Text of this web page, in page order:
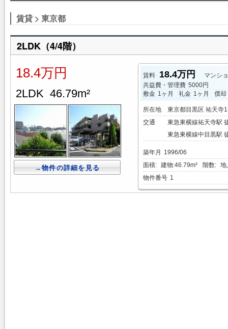
賃貸 > 東京都
2LDK（4/4階）
18.4万円
2LDK 46.79m²
→物件の詳細を見る
賃料 18.4万円
マンシ
共益費・管理費 5000円
敷金 1ヶ月 礼金 1ヶ月 償却
所在地
東京都目黒区 祐天寺
交通
東急東横線祐天寺駅
東急東横線中目黒駅
築年月
1996/06
面積: 建物:46.79m² 階数: 地
物件番号 1